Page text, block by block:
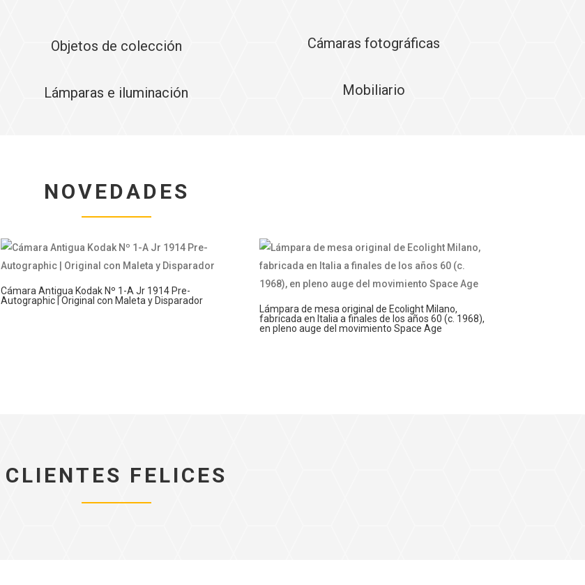
Objetos de colección
Lámparas e iluminación
Cámaras fotográficas
Mobiliario
NOVEDADES
Cámara Antigua Kodak Nº 1-A Jr 1914 Pre-
Autographic | Original con Maleta y Disparador
Lámpara de mesa original de Ecolight Milano,
fabricada en Italia a finales de los años 60 (c. 1968),
en pleno auge del movimiento Space Age
CLIENTES FELICES